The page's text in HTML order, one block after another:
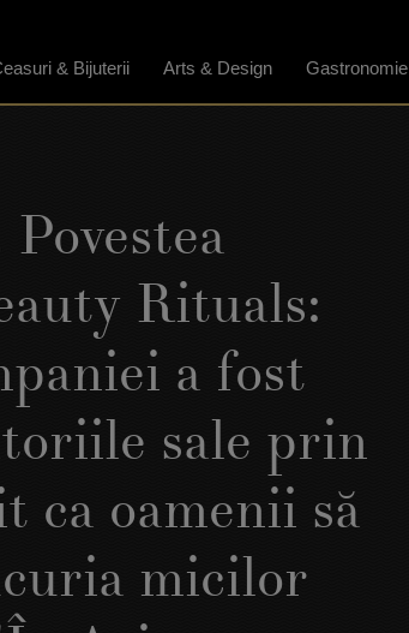
& Bijuterii Arts & Design Gastronomie
Rituals:
a fost
sale prin
ca oamenii să
micilor